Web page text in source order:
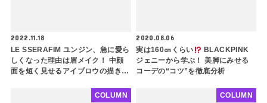
2022.11.18
LE SSERAFIM ユンジン、急に愛ら
しくなった理由は眉メイク！ 中顔
面を短く見せるアイブロウの描き方
2020.08.06
実は160㎝くらい
BLACKPINK
ジェニーから学ぶ！ 美脚にみせる
コーデの“コツ”を徹底分析
COLUMN COLUMN